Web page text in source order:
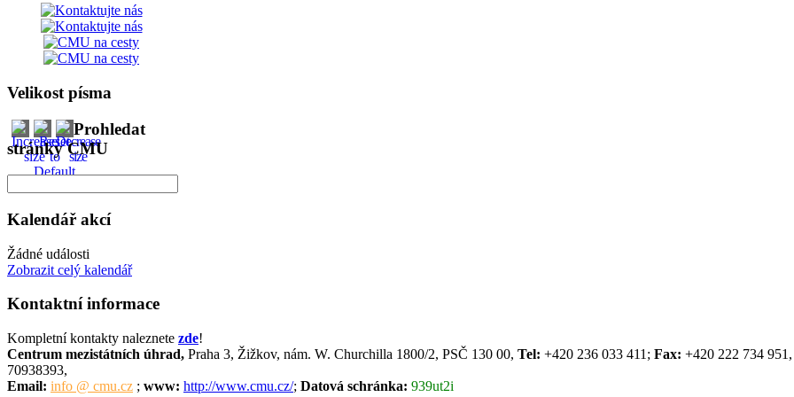
Velikost písma
Prohledat
stránky CMU
Kalendář akcí
Žádné události
Zobrazit celý kalendář
Kontaktní informace
Kompletní kontakty naleznete zde!
Centrum mezistátních úhrad, Praha 3, Žižkov, nám. W. Churchilla 1800/2, PSČ 130 00, Tel: +420 236 033 411; Fax: +420 222 734 951,
70938393,
Email: info @ cmu.cz ; www: http://www.cmu.cz/; Datová schránka: 939ut2i